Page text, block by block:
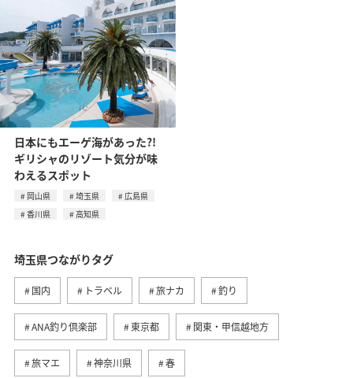
日本にもエーゲ海があった?!
ギリシャのリゾート気分が味
わえるスポット
岡山県 埼玉県
広島県
香川県
高知県
埼玉県つながりタグ
国内 トラベル 旅ナカ 釣り
ANA釣り倶楽部 東京都 関東・甲信越地方
旅マエ 神奈川県 春